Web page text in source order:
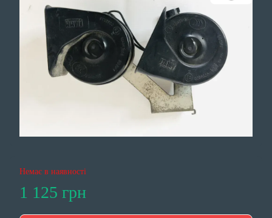
Немає в наявності
1 125 грн